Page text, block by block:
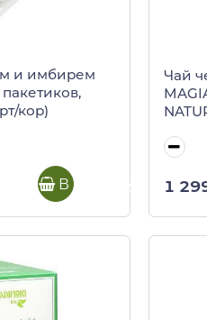
и имбирем
кор)
В корзину
Чай
1